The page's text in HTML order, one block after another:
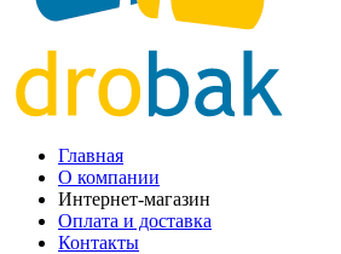
Главная
О компании
Интернет-магазин
Оплата и доставка
Контакты